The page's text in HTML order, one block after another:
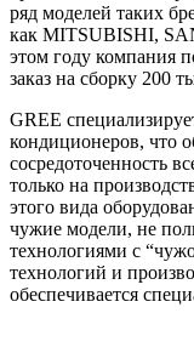
ряд моделей таких
как MITSUBISHI,
этом году компания
заказ на сборку 200
GREE
кондиционеров, что
сосредоточенность
только на
этого вида
чужие модели, не
технологиями с
технологий и
обеспечивается